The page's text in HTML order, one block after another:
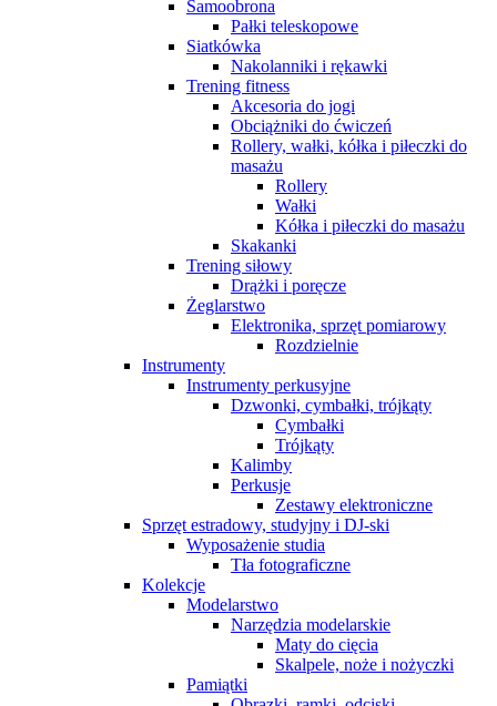
Samoobrona
Pałki teleskopowe
Siatkówka
Nakolanniki i rękawki
Trening fitness
Akcesoria do jogi
Obciążniki do ćwiczeń
Rollery, wałki, kółka i piłeczki do
masażu
Rollery
Wałki
Kółka i piłeczki do masażu
Skakanki
Trening siłowy
Drążki i poręcze
Żeglarstwo
Elektronika, sprzęt pomiarowy
Rozdzielnie
Instrumenty
Instrumenty perkusyjne
Dzwonki, cymbałki, trójkąty
Cymbałki
Trójkąty
Kalimby
Perkusje
Zestawy elektroniczne
Sprzęt estradowy, studyjny i DJ-ski
Wyposażenie studia
Tła fotograficzne
Kolekcje
Modelarstwo
Narzędzia modelarskie
Maty do cięcia
Skalpele, noże i nożyczki
Pamiątki